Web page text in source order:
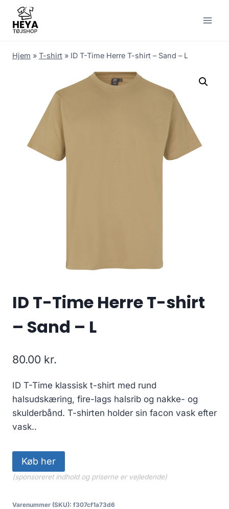
content
Hjem » T-shirt » ID T-Time Herre T-shirt – Sand – L
ID T-Time Herre T-shirt
– Sand – L
80.00 kr.
ID T-Time klassisk t-shirt med rund
halsudskæring, fire-lags halsrib og nakke- og
skulderbånd. T-shirten holder sin facon vask efter
vask..
Køb her
(sponsoreret indhold og priserne er vejledende)
Varenummer (SKU): f307cf1a73d6